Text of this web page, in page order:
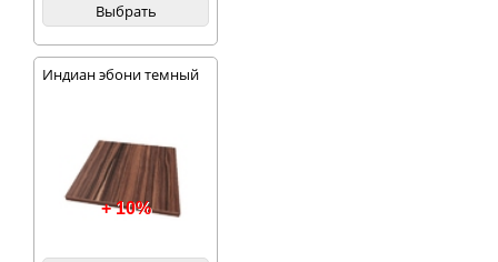
Выбрать
Индиан эбони темный
+ 10%